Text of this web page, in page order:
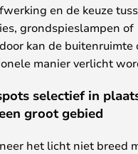
en de keuze
grondspieslampen of
kan de buitenruimte
manier verlicht
selectief in
groot gebied
het licht niet breed